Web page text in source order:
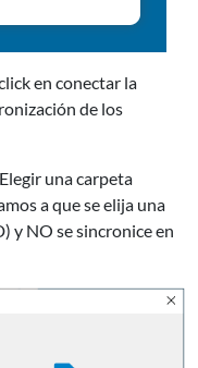
en conectar la
de los
una carpeta
a que se elija una
y NO se sincronice en